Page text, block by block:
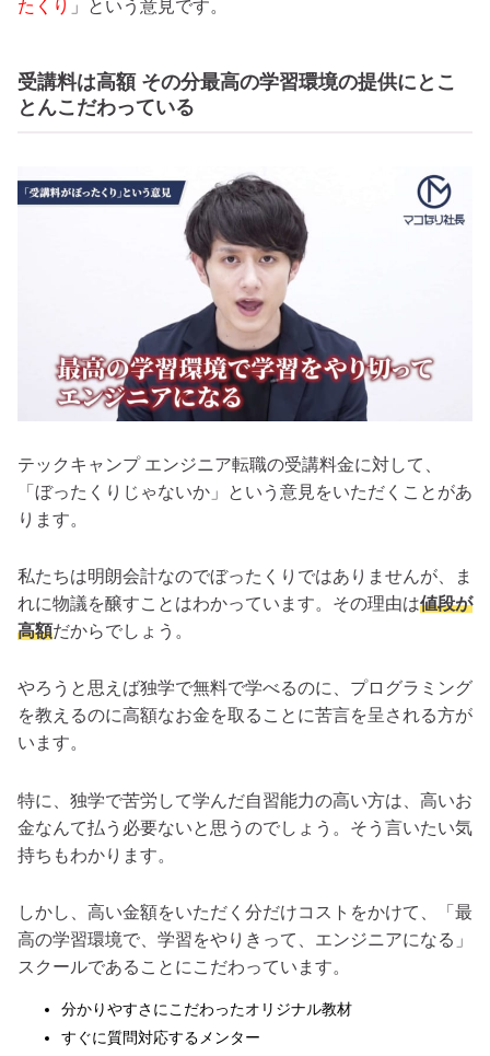
たくり 」という意見です。
受講料は高額 その分最高の学習環境の提供にとこ
とんこだわっている
テックキャンプ エンジニア転職の受講料金に対して、
「ぼったくりじゃないか」という意見をいただくことがあ
ります。
私たちは明朗会計なのでぼったくりではありませんが、ま
れに物議を醸すことはわかっています。その理由は値段が
高額だからでしょう。
やろうと思えば独学で無料で学べるのに、プログラミング
を教えるのに高額なお金を取ることに苦言を呈される方が
います。
特に、独学で苦労して学んだ自習能力の高い方は、高いお
金なんて払う必要ないと思うのでしょう。そう言いたい気
持ちもわかります。
しかし、高い金額をいただく分だけコストをかけて、「最
高の学習環境で、学習をやりきって、エンジニアになる」
スクールであることにこだわっています。
分かりやすさにこだわったオリジナル教材
すぐに質問対応するメンター